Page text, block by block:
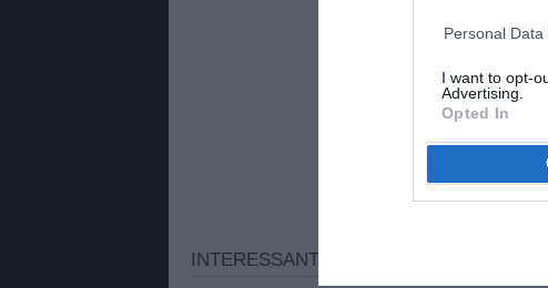
Personal
I want to opt-
Advertising.
Opted In